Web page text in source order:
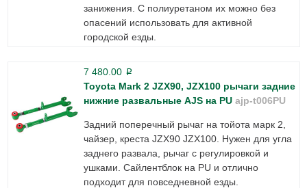
занижения. С полиуретаном их можно без
опасений использовать для активной
городской езды.
7 480.00 p
Toyota Mark 2 JZX90, JZX100 рычаги задние
нижние развальные AJS на PU ajp-t006PU
Задний поперечный рычаг на тойота марк 2,
чайзер, креста JZX90 JZX100. Нужен для угла
заднего развала, рычаг с регулировкой и
ушками. Сайлентблок на PU и отлично
подходит для повседневной езды.